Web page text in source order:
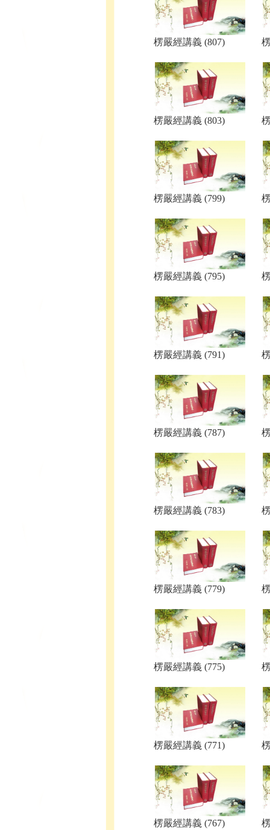
楞嚴經講義 (807)
楞嚴經講義 (803)
楞嚴經講義 (799)
楞嚴經講義 (795)
楞嚴經講義 (791)
楞嚴經講義 (787)
楞嚴經講義 (783)
楞嚴經講義 (779)
楞嚴經講義 (775)
楞嚴經講義 (771)
楞嚴經講義 (767)